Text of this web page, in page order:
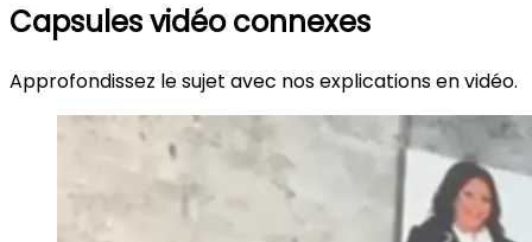
Capsules vidéo connexes
Approfondissez le sujet avec nos explications en vidéo.